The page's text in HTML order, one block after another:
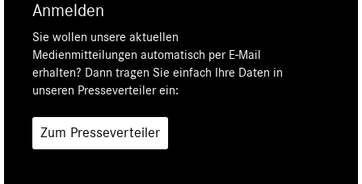
Anmelden
Sie wollen unsere aktuellen
Medienmitteilungen automatisch per E-Mail
erhalten? Dann tragen Sie einfach Ihre Daten in
unseren Presseverteiler ein:
Zum Presseverteiler